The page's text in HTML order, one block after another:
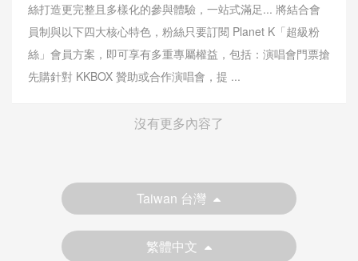
絲打造更完整且多樣化的參與體驗，一站式滿足... 將結合會
員制與以下四大核心特色，粉絲只要訂閱 Planet K「超級粉
絲」會員方案，即可享有多重專屬權益，包括：演唱會門票搶
先購針對 KKBOX 贊助或合作演唱會，提 ...
沒有更多內容了
Taiwan 台灣
繁體中文